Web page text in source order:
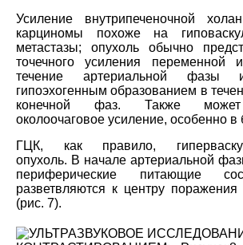
Усиление внутрипеченочной
карциномы похоже на
метастазы; опухоль обычно
точечного усиления переменной
течение артериальной фазы
гипоэхогенным образованием в
конечной фаз. Также может
околоочаговое усиление, особенно в
ГЦК, как правило,
опухоль. В начале артериальной
периферические питающие
разветвляются к центру
(рис. 7).